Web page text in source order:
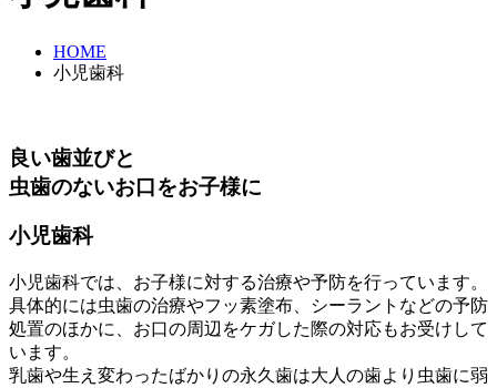
HOME
小児歯科
良い歯並びと
虫歯のないお口をお子様に
小児歯科
小児歯科では、お子様に対する治療や予防を行っています。
具体的には虫歯の治療やフッ素塗布、シーラントなどの予防
処置のほかに、お口の周辺をケガした際の対応もお受けして
います。
乳歯や生え変わったばかりの永久歯は大人の歯より虫歯に弱